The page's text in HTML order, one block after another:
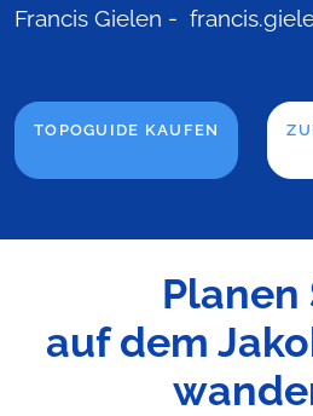
Francis Gielen -
TOPOGUIDE KAUFEN
Planen
auf dem